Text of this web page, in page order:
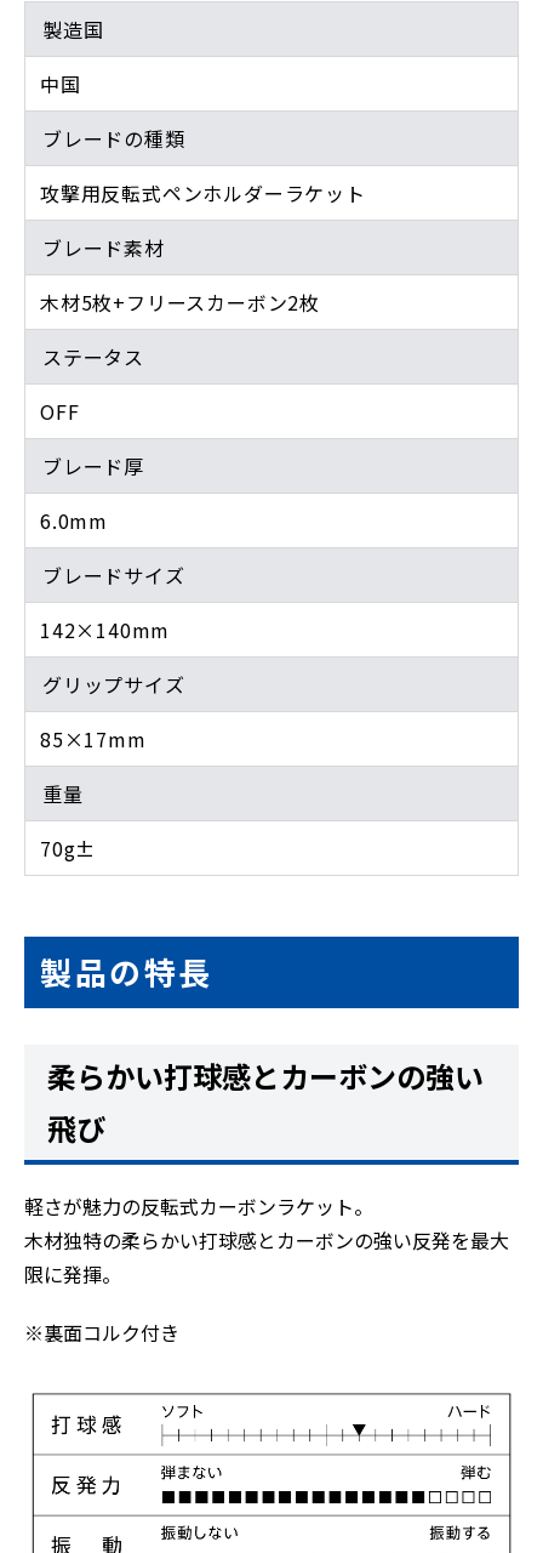
製造国
中国
ブレードの種類
攻撃用反転式ペンホルダーラケット
ブレード素材
木材5枚+フリースカーボン2枚
ステータス
OFF
ブレード厚
6.0mm
ブレードサイズ
142×140mm
グリップサイズ
85×17mm
重量
70g±
製品の特長
柔らかい打球感とカーボンの強い
飛び
軽さが魅力の反転式カーボンラケット。
木材独特の柔らかい打球感とカーボンの強い反発を最大
限に発揮。
※裏面コルク付き